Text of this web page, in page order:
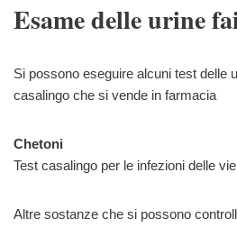
Esame delle urine
Si possono eseguire alcuni test delle
casalingo che si vende in farmacia
Chetoni
Test casalingo per le infezioni delle
Altre sostanze che si possono